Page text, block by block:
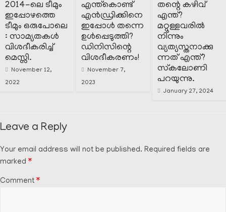
2014-ലെ ടീമും
ഇപ്പോഴത്തെ
ടീമും ഒരുപോലെ
: സാമ്യതകൾ
വിശദീകരിച്ച്
മെസ്സി.
November 12,
2022
എന്ത്കൊണ്ട്
എൻഡ്രിക്കിനെ
ഇപ്പോൾ തന്നെ
ഉൾപ്പെടുത്തി?
ഡിനിസിന്റെ
വിശദീകരണം!
November 7,
2023
തന്റെ കഴിവ്
എന്ത്?
മറ്റുള്ളവരിൽ
നിന്നും
വ്യത്യസ്തനാക്കു
ന്നത് എന്ത്?
സ്‌കലോണി
പറയുന്നു.
January 27, 2024
Leave a Reply
Your email address will not be published. Required fields are
marked *
Comment *